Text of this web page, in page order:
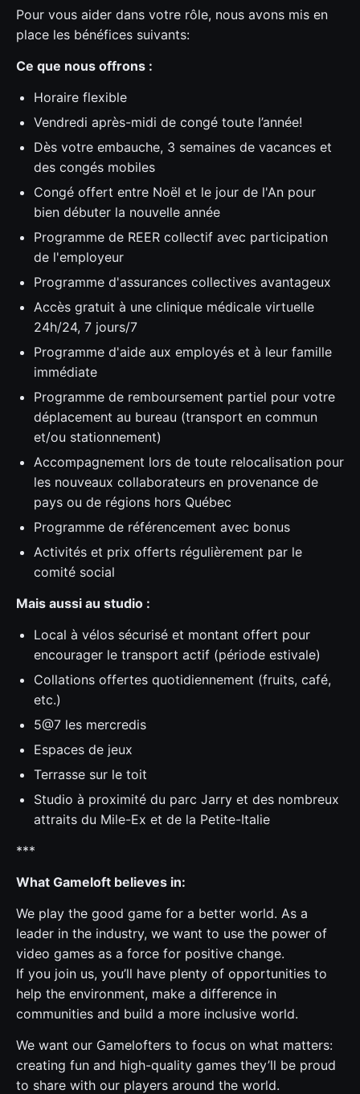
Pour vous aider dans votre rôle, nous avons mis en
place les bénéfices suivants:
Ce que nous offrons :
Horaire flexible
Vendredi après-midi de congé toute l’année!
Dès votre embauche, 3 semaines de vacances et
des congés mobiles
Congé offert entre Noël et le jour de l'An pour
bien débuter la nouvelle année
Programme de REER collectif avec participation
de l'employeur
Programme d'assurances collectives avantageux
Accès gratuit à une clinique médicale virtuelle
24h/24, 7 jours/7
Programme d'aide aux employés et à leur famille
immédiate
Programme de remboursement partiel pour votre
déplacement au bureau (transport en commun
et/ou stationnement)
Accompagnement lors de toute relocalisation pour
les nouveaux collaborateurs en provenance de
pays ou de régions hors Québec
Programme de référencement avec bonus
Activités et prix offerts régulièrement par le
comité social
Mais aussi au studio :
Local à vélos sécurisé et montant offert pour
encourager le transport actif (période estivale)
Collations offertes quotidiennement (fruits, café,
etc.)
5@7 les mercredis
Espaces de jeux
Terrasse sur le toit
Studio à proximité du parc Jarry et des nombreux
attraits du Mile-Ex et de la Petite-Italie
***
What Gameloft believes in:
We play the good game for a better world. As a
leader in the industry, we want to use the power of
video games as a force for positive change.
If you join us, you’ll have plenty of opportunities to
help the environment, make a difference in
communities and build a more inclusive world.
We want our Gamelofters to focus on what matters:
creating fun and high-quality games they’ll be proud
to share with our players around the world.